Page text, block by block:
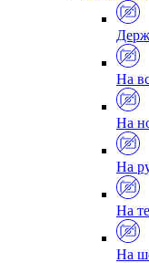
На
На
На
На
На